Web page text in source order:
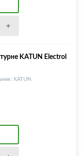
KATUN Electrol
KATUN